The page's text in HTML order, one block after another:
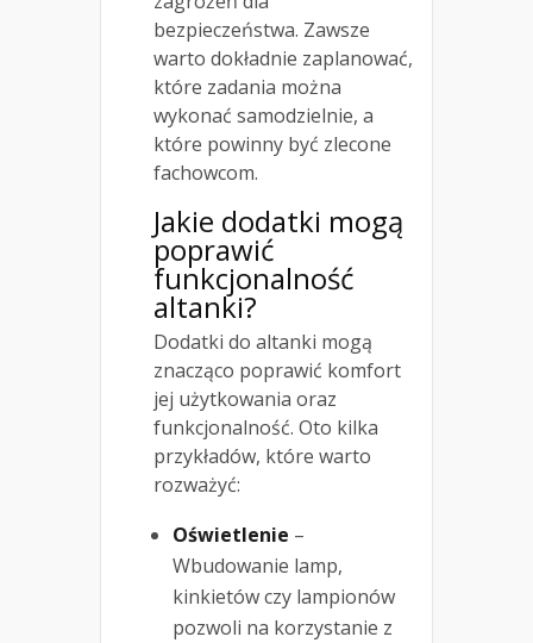
bezpieczeństwa. Zawsze
warto dokładnie zaplanować,
które zadania można
wykonać samodzielnie, a
które powinny być zlecone
fachowcom.
Jakie dodatki mogą
poprawić
funkcjonalność
altanki?
Dodatki do altanki mogą
znacząco poprawić komfort
jej użytkowania oraz
funkcjonalność. Oto kilka
przykładów, które warto
rozważyć:
Oświetlenie –
Wbudowanie lamp,
kinkietów czy lampionów
pozwoli na korzystanie z